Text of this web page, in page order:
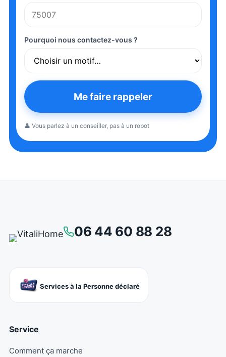
Pourquoi nous contactez-vous ?
Me faire rappeler
👤 Vous parlez à un conseiller, pas à un robot
06 44 60 88 28
Services à la Personne déclaré
Service
Comment ça marche